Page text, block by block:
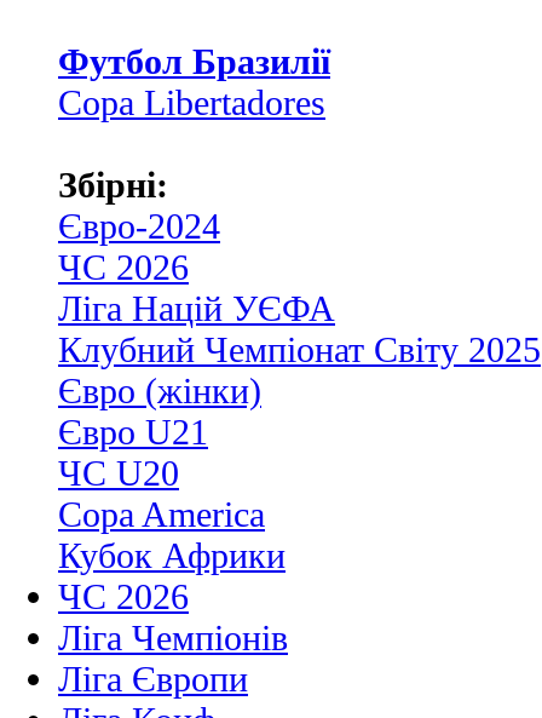
Футбол Бразилії
Copa Libertadores
Збірні:
Євро-2024
ЧС 2026
Ліга Націй УЄФА
Клубний Чемпіонат Світу 2025
Євро (жінки)
Євро U21
ЧС U20
Copa America
Кубок Африки
ЧС 2026
Ліга Чемпіонів
Ліга Європи